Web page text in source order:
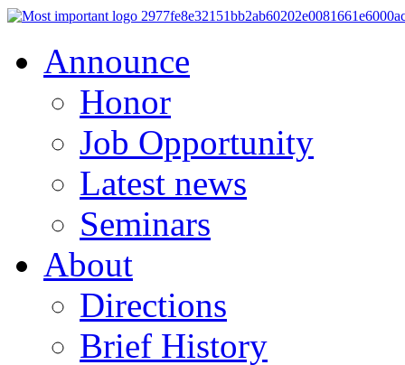
Announce
Honor
Job Opportunity
Latest news
Seminars
About
Directions
Brief History